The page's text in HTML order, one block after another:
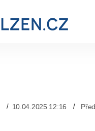
10.04.2025 12:16